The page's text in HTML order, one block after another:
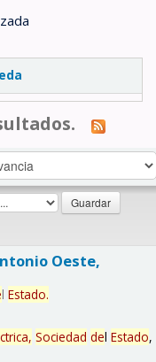
Oeste,
l Estado.
Sociedad del Estado,